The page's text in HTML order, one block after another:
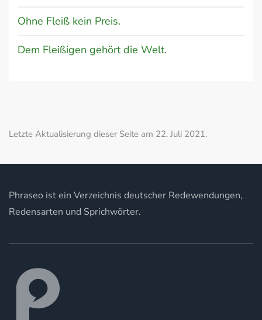
Ohne Fleiß kein Preis.
Dem Fleißigen gehört die Welt.
Letzte Aktualisierung dieser Seite am 22. Juli 2021.
Phraseo ist ein Verzeichnis deutscher Redewendungen,
Redensarten und Sprichwörter.